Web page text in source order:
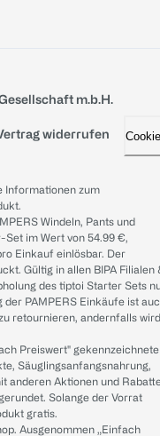
m.b.H.
widerrufen
Informationen zum
Windeln, Pants und
im Wert von 54.99 €,
Einkauf einlösbar. Der
Gültig in allen BIPA Filialen
des tiptoi Starter Sets
der PAMPERS Einkäufe ist
retournieren, andernfalls wird
Preiswert" gekennzeichnete
Säuglingsanfangsnahrung,
anderen Aktionen und
Solange der Vorrat
gratis.
Ausgenommen „Einfach